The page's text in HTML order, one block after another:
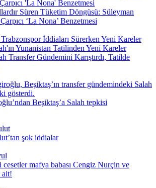
Süren Tüketim Döngüsü: Süleyman
‘La Nona’ Benzetmesi
Transfer Gündemini Karıştırdı, Tatilde
Beşiktaş’a Salah tepkisi
şok iddialar
cesetler mafya babası Cengiz Nurçin ve
ait!